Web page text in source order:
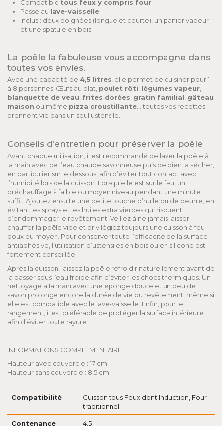
Compatible tous feux y compris four
Passe au lave-vaisselle
Inclus : deux poignées (longue et courte), un panier vapeur
et une spatule en bois
La poêle la fabuleuse vous accompagne dans
toutes vos envies.
Avec une capacité de 4,5 litres , elle permet de cuisiner pour 1
à 8 personnes. Œufs au plat, poulet rôti légumes vapeur
blanquette de veau frites dorées gratin familial gâteau
maison ou même pizza croustillante … toutes vos recettes
prennent vie dans un seul ustensile.
Conseils d’entretien pour préserver la poêle
Avant chaque utilisation, il est recommandé de laver la poêle à
la main avec de l’eau chaude savonneuse puis de bien la sécher,
en particulier sur le dessous, afin d’éviter tout contact avec
l’humidité lors de la cuisson. Lorsqu’elle est sur le feu, un
préchauffage à faible ou moyen niveau pendant une minute
suffit. Ajoutez ensuite une petite touche d’huile ou de beurre, en
évitant les sprays et les huiles extra vierges qui risquent
d’endommager le revêtement. Veillez à ne jamais laisser
chauffer la poêle vide et privilégiez toujours une cuisson à feu
doux ou moyen. Pour conserver toute l’efficacité de la surface
antiadhésive, l’utilisation d’ustensiles en bois ou en silicone est
fortement conseillée.
Après la cuisson, laissez la poêle refroidir naturellement avant de
la passer sous l’eau froide afin d’éviter les chocs thermiques. Un
nettoyage à la main avec une éponge douce et un peu de
savon prolonge encore la durée de vie du revêtement, même si
elle est compatible avec le lave-vaisselle. Enfin, pour le
rangement, il est préférable de protéger la surface intérieure
afin d’éviter toute rayure.
INFORMATIONS COMPLÉMENTAIRE
Hauteur avec couvercle : 17 cm
Hauteur sans couvercle : 8,5 cm
Compatibilité
Cuisson tous Feux dont Induction, Four
traditionnel
Contenance 4.5 l